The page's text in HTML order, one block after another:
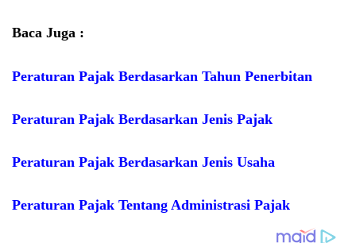
Baca Juga :
Peraturan Pajak Berdasarkan Tahun Penerbitan
Peraturan Pajak Berdasarkan Jenis Pajak
Peraturan Pajak Berdasarkan Jenis Usaha
Peraturan Pajak Tentang Administrasi Pajak